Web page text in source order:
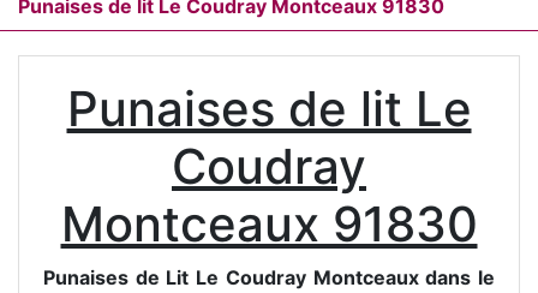
Punaises de lit Le Coudray Montceaux 91830
Punaises de lit Le
Coudray
Montceaux 91830
Punaises de Lit Le Coudray Montceaux dans le